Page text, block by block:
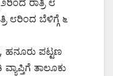
ರಾತ್ರಿ ೮
೮ರಿಂದ ಬೆಳಿಗ್ಗೆ ೬
ಹನೂರು ಪಟ್ಟಣ
ತಾಲೂಕು